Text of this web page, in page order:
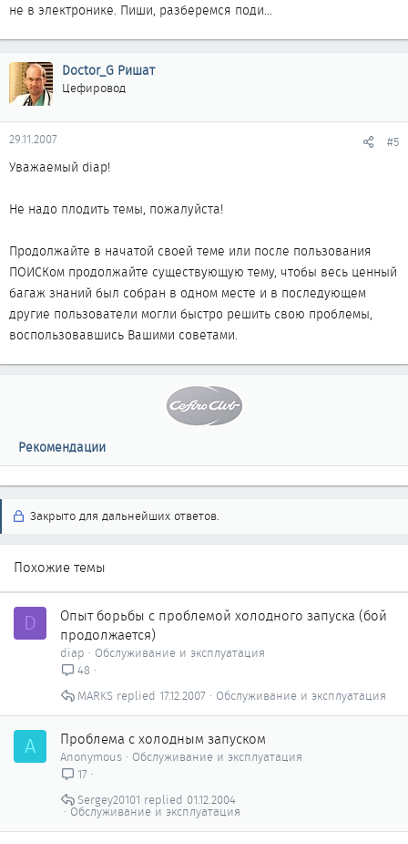
не в электронике. Пиши, разберемся поди...
Doctor_G Ришат
Цефировод
29.11.2007 #5
Уважаемый diap!
Не надо плодить темы, пожалуйста!
Продолжайте в начатой своей теме или после пользования
ПОИСКом продолжайте существующую тему, чтобы весь ценный
багаж знаний был собран в одном месте и в последующем
другие пользователи могли быстро решить свою проблемы,
воспользовавшись Вашими советами.
Рекомендации
Закрыто для дальнейших ответов.
Похожие темы
D
Опыт борьбы с проблемой холодного запуска (бой
продолжается)
diap
Обслуживание и эксплуатация
48
Обслуживание и эксплуатация
17.12.2007
MARKS
A Проблема с холодным запуском
Anonymous
Обслуживание и эксплуатация
17
Обслуживание и эксплуатация
01.12.2004
Sergey20101